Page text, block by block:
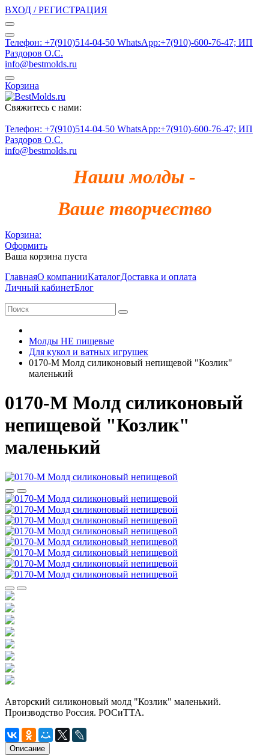
ВХОД / РЕГИСТРАЦИЯ
Телефон: +7(910)514-04-50 WhatsApp:+7(910)-600-76-47; ИП
Раздоров О.С.
info@bestmolds.ru
Корзина
Свяжитесь с нами:
Телефон: +7(910)514-04-50 WhatsApp:+7(910)-600-76-47; ИП
Раздоров О.С.
info@bestmolds.ru
Наши молды -
Ваше творчество
Корзина:
Оформить
Ваша корзина пуста
ГлавнаяО компанииКаталогДоставка и оплата
Личный кабинетБлог
Молды НЕ пищевые
Для кукол и ватных игрушек
0170-М Молд силиконовый непищевой "Козлик"
маленький
0170-М Молд силиконовый
непищевой "Козлик"
маленький
Авторский силиконовый молд "Козлик" маленький.
Производство Россия. РОСиТТА.
Описание